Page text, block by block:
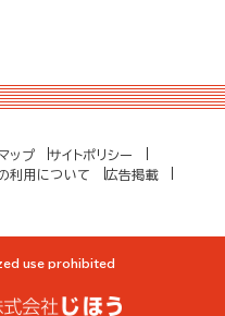
ップ
サイトポリシー
利用について
広告掲載
use prohibited